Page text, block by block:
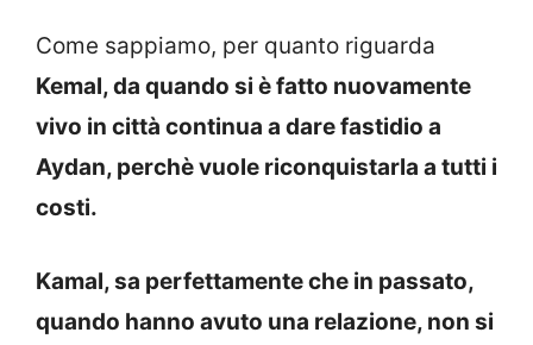
Come sappiamo, per quanto riguarda
Kemal, da quando si è fatto nuovamente
vivo in città continua a dare fastidio a
Aydan, perchè vuole riconquistarla a tutti i
costi.
Kamal, sa perfettamente che in passato,
quando hanno avuto una relazione, non si